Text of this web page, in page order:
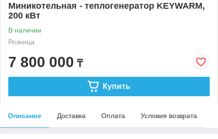
Миникотельная - теплогенератор KEYWARM,
200 кВт
В наличии
Розница
7 800 000 ₸
Купить
Описание Доставка Оплата Условия возврата